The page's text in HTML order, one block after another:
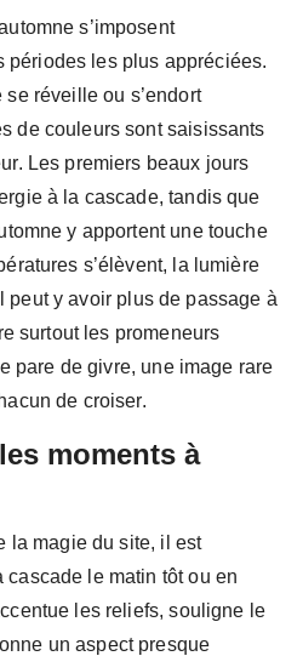
s’imposent
périodes les plus appréciées.
réveille ou s’endort
de couleurs sont saisissants
Les premiers beaux jours
à la cascade, tandis que
y apportent une touche
s’élèvent, la lumière
peut y avoir plus de passage à
surtout les promeneurs
pare de givre, une image rare
de croiser.
moments à
la magie du site, il est
le matin tôt ou en
les reliefs, souligne le
un aspect presque